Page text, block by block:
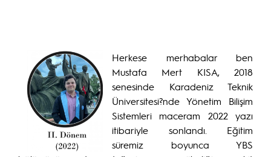
Herkese merhabalar ben
Mustafa Mert KISA, 2018
senesinde Karadeniz Teknik
Üniversitesi?nde Yönetim Bilişim
Sistemleri maceram 2022 yazı
itibariyle sonlandı. Eğitim
süremiz boyunca YBS